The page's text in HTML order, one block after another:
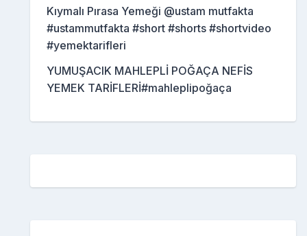
Kıymalı Pırasa Yemeği @ustam mutfakta
#ustammutfakta #short #shorts #shortvideo
#yemektarifleri
YUMUŞACIK MAHLEPLİ POĞAÇA NEFİS
YEMEK TARİFLERİ#mahleplipoğaça